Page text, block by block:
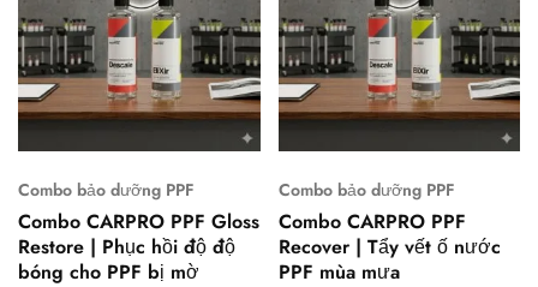
Combo bảo dưỡng PPF
Combo CARPRO PPF Gloss
Restore | Phục hồi độ độ
bóng cho PPF bị mờ
Combo bảo dưỡng PPF
Combo CARPRO PPF
Recover | Tẩy vết ố nước
PPF mùa mưa